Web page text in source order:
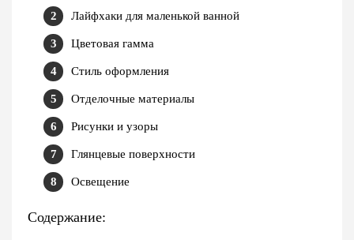
Лайфхаки для маленькой ванной
Цветовая гамма
Стиль оформления
Отделочные материалы
Рисунки и узоры
Глянцевые поверхности
Освещение
Содержание: